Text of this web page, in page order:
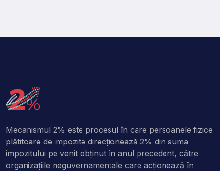
Mecanismul 2% este procesul în care persoanele fizice
plătitoare de impozite direcţionează 2% din suma
impozitului pe venit obţinut în anul precedent, către
organizaţiile neguvernamentale care acţionează în